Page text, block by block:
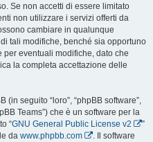
Se non accetti di essere limitato
non utilizzare i servizi offerti da
cambiare in qualunque
tali modifiche, benché sia opportuno
eventuali modifiche, dato che
la completa accettazione delle
seguito “loro”, “phpBB software”,
Teams”) che è un software per la
“GNU General Public License v2
”
da www.phpbb.com
. Il software